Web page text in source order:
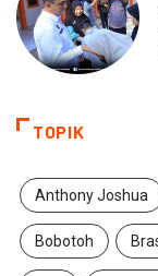
TOPIK
Anthony Joshua
Bobotoh